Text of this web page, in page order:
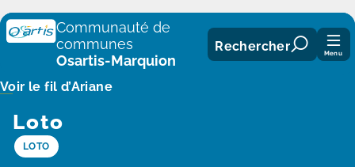
Panneau de gestion des cookies
Communauté de
communes
Osartis-Marquion
Rechercher Menu
Voir le fil d’Ariane
Loto
LOTO